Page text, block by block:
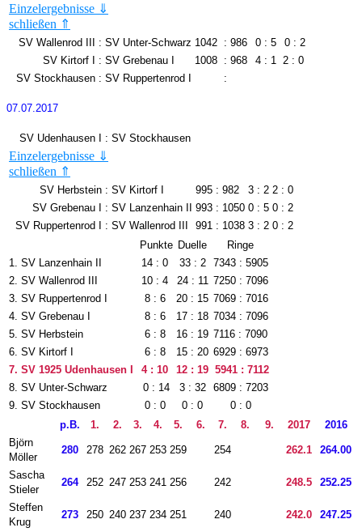
Tim Müller
Björn Stock
260
Sascha Stieler
Andreas Graulich
277
Steffen Krug
Hartmut Kimpel
252 Wolfgang Dörr
Einzelergebnisse ⇓
schließen ⇑
SV Wallenrod III : SV Unter-Schwarz 1042 : 986 0 : 5
0 : 2
SV Kirtorf I
: SV Grebenau I 1008 : 968 4 : 1
2 : 0
SV Stockhausen : SV Ruppertenrod I :
07.07.2017
SV Udenhausen I : SV Stockhausen
Der SV Stockhausen hat seine Mannschaft zurückgezogen.
Einzelergebnisse ⇓
schließen ⇑
SV Herbstein : SV Kirtorf I 995 : 982 3 : 2 2 : 0
SV Grebenau I
: SV Lanzenhain II 993 : 1050 0 : 5 0 : 2
SV Ruppertenrod I
: SV Wallenrod III 991 : 1038 3 : 2 0 : 2
Punkte Duelle
Ringe
1.
SV Lanzenhain II 14 : 0 33 : 2
7343 : 5905
2. SV Wallenrod III 10 : 4 24 : 11 7250 : 7096
3. SV Ruppertenrod I 8 : 6 20 : 15 7069 : 7016
4. SV Grebenau I 8 : 6 17 : 18 7034 : 7096
5. SV Herbstein 6 : 8 16 : 19 7116 : 7090
6. SV Kirtorf I 6 : 8 15 : 20 6929 : 6973
7. SV 1925 Udenhausen I 4 : 10 12 : 19 5941 : 7112
8. SV Unter-Schwarz 0 : 14 3 : 32
6809 : 7203
9. SV Stockhausen 0 : 0 0 : 0
0 : 0
p.B.
1. 2. 3. 4. 5. 6. 7. 8. 9. 2017
2016
Björn
Möller
280 278 262 267 253 259 254 262.1 264.00
Sascha
Stieler
264 252 247 253 241 256 242 248.5 252.25
Steffen
Krug
273 250 240 237 234 251 240 242.0 247.25